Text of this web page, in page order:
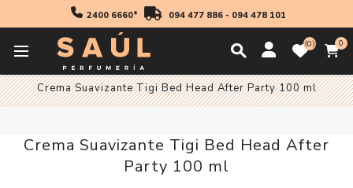
2400 6660* 094 477 886- 094 478 101
0 0
Inicio
Crema Suavizante Tigi Bed Head After Party 100 ml
Crema Suavizante Tigi Bed Head After
Party 100 ml